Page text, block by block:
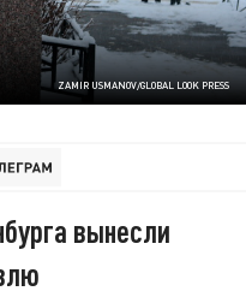
ZAMIR USMANOV/GLOBAL LOOK PRESS
вынесли